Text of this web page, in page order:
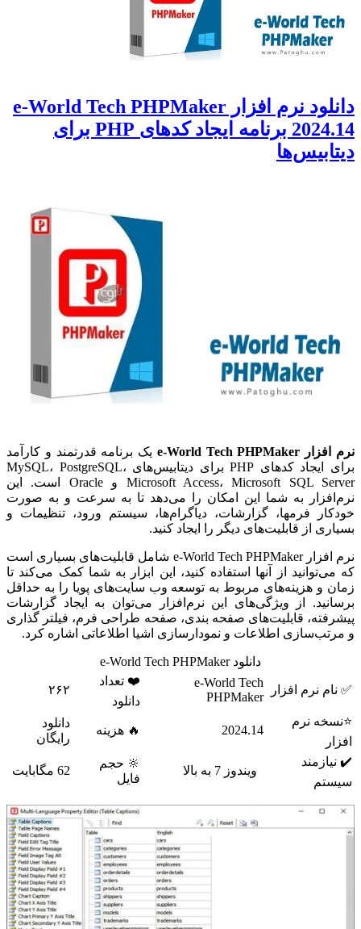
دانلود نرم افزار e-World Tech PHPMaker
2024.14 برنامه ایجاد کدهای PHP برای
دیتابیس‌ها
نرم افزار e-World Tech PHPMaker
یک برنامه قدرتمند و کارآمد
برای ایجاد کدهای PHP برای دیتابیس‌های MySQL، PostgreSQL،
Microsoft Access، Microsoft SQL Server و Oracle است. این
نرم‌افزار به شما این امکان را می‌دهد تا به سرعت و به صورت
خودکار فرمها، گزارشات، دیاگرام‌ها، سیستم ورود، تنظیمات و
بسیاری از قابلیت‌های دیگر را ایجاد کنید.
نرم افزار e-World Tech PHPMaker شامل قابلیت‌های بسیاری است
که می‌توانید از آنها استفاده کنید، این ابزار به شما کمک می‌کند تا
زمان و هزینه‌های مربوط به توسعه وب سایت‌های پویا را به حداقل
برسانید. از ویژگی‌های این نرم‌افزار می‌توان به ایجاد گزارشات
پیشرفته، قابلیت‌های صفحه بندی، صفحه طراحی فرم، فیلتر گذاری
و مرتب‌سازی اطلاعات و نمودار‌سازی اشیا اطلاعاتی اشاره کرد.
دانلود e-World Tech PHPMaker
✅ نام نرم افزار
e-World Tech
PHPMaker
❤️ تعداد
دانلود
۲۶۲
⭐نسخه نرم
افزار
2024.14 🔥 هزینه
دانلود
رایگان
✔️ نیازمند
سیستم
ویندوز 7 به بالا
🔆 حجم
فایل
62 مگابایت